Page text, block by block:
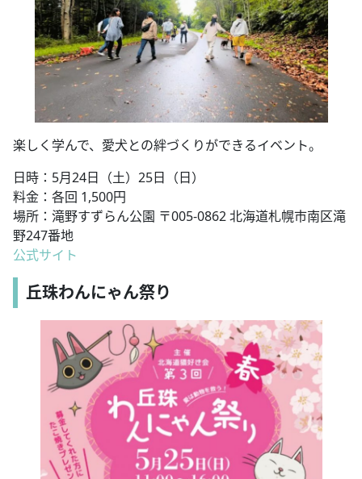
楽しく学んで、愛犬との絆づくりができるイベント。
日時：5月24日（土）25日（日）
料金：各回 1,500円
場所：滝野すずらん公園 〒005-0862 北海道札幌市南区滝
野247番地
公式サイト
丘珠わんにゃん祭り